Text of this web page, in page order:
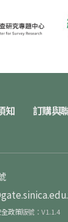
知 訂購與
政策版號：V1.1.4